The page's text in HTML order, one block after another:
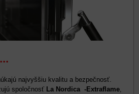
najvyššiu kvalitu a bezpečnosť.
spoločnosť La Nordica -Extraflame,